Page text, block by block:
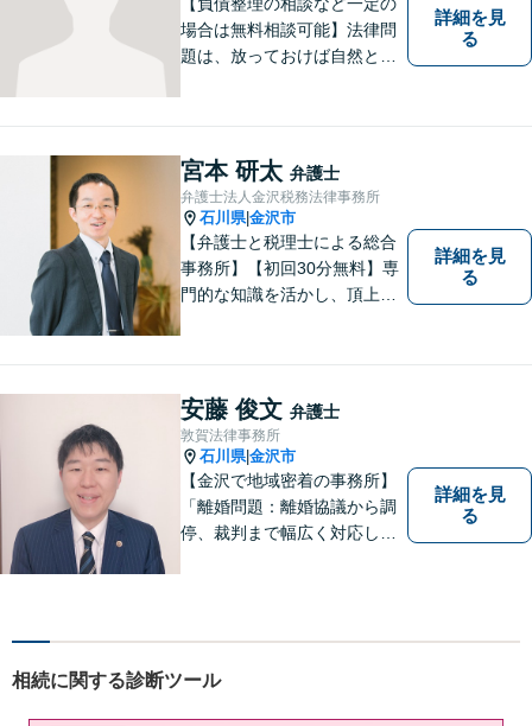
場合は無料相談可能】法律問
題は、放っておけば自然と解
行うことが、解決への近道と
なります。 お気軽にご相談く
ださい。
詳細を見
る
宮本 研太 弁護士
弁護士法人金沢税務法律事務所
石川県|金沢市
【弁護士と税理士による総合
事務所】【初回30分無料】専
門的な知識を活かし、頂上＝
トします。 事務所ホームペー
ジあります。
詳細を見
る
安藤 俊文 弁護士
敦賀法律事務所
石川県|金沢市
【金沢で地域密着の事務所】
「離婚問題：離婚協議から調
停、裁判まで幅広く対応し、
弁護士が介入することで賠償
ケースあり」【休日・夜間相
談可】
詳細を見
る
相続に関する診断ツール